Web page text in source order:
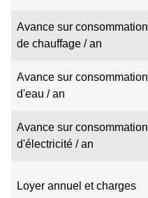
Avance sur consommation
de chauffage / an
Avance sur consommation
d'eau / an
Avance sur consommation
d'électricité / an
Loyer annuel et charges